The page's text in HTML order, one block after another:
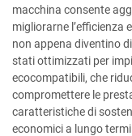
macchina consente
migliorarne l’efficienza
non appena diventino
stati ottimizzati per
ecocompatibili, che
compromettere le
caratteristiche di
economici a lungo